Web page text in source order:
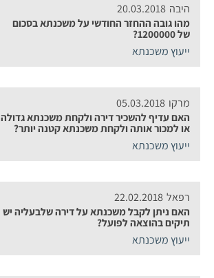
היבה 20.03.2018
מהו גובה ההחזר החודשי על משכנתא בסכום
של 1200000?
ייעוץ משכנתא
מרקו 05.03.2018
האם עדיף להשכיר דירה ולקחת משכנתא גדולה
או למכור אותה ולקחת משכנתא קטנה יותר?
ייעוץ משכנתא
רפאל 22.02.2018
האם ניתן לקבל משכנתא על דירה שלבעליה יש
תיקים בהוצאה לפועל?
ייעוץ משכנתא